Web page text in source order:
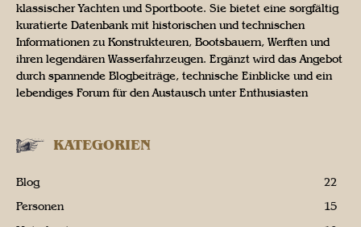
klassischer Yachten und Sportboote. Sie bietet eine sorgfältig
kuratierte Datenbank mit historischen und technischen
Informationen zu Konstrukteuren, Bootsbauern, Werften und
ihren legendären Wasserfahrzeugen. Ergänzt wird das Angebot
durch spannende Blogbeiträge, technische Einblicke und ein
lebendiges Forum für den Austausch unter Enthusiasten
KATEGORIEN
Blog
22
Personen
15